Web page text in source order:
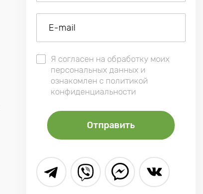
Я согласен на обработку моих
персональных данных и
ознакомлен с политикой
конфиденциальности